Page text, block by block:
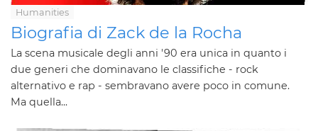
Humanities
Biografia di Zack de la Rocha
La scena musicale degli anni '90 era unica in quanto i
due generi che dominavano le classifiche - rock
alternativo e rap - sembravano avere poco in comune.
Ma quella...